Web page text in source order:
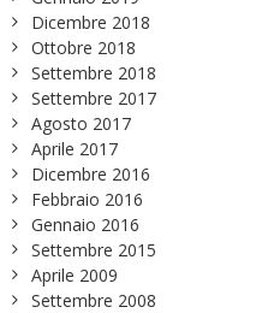
Dicembre 2018
Ottobre 2018
Settembre 2018
Settembre 2017
Agosto 2017
Aprile 2017
Dicembre 2016
Febbraio 2016
Gennaio 2016
Settembre 2015
Aprile 2009
Settembre 2008